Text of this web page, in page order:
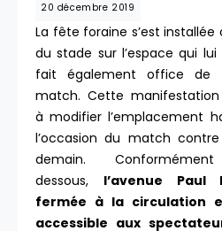
20 décembre 2019
La fête foraine s’est
du stade sur l’espace qui
fait également office de
match. Cette
à modifier l’emplacement
l’occasion du match contre
demain.
dessous, l’avenue Paul
fermée à la circulation
accessible aux